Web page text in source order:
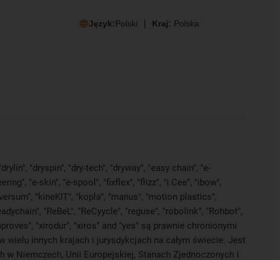
Język:Polski Kraj: Polska
"dryspin", "dry-tech", "dryway", "easy chain", "e-
"e-skin", "e-spool", "fixflex", "flizz", "i.Cee", "ibow",
"kineKIT", "kopla", "manus", "motion plastics",
"ReBeL", "ReCyycle", "reguse", "robolink", "Rohbot",
"xirodur", "xiros" and "yes" są prawnie chronionymi
wielu innych krajach i jurysdykcjach na całym świecie. Jest
w Niemczech, Unii Europejskiej, Stanach Zjednoczonych i